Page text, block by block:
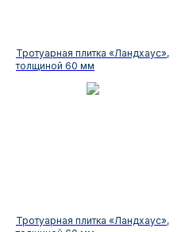
Тротуарная плитка «Ландхаус»,
толщиной 60 мм
Тротуарная плитка «Ландхаус»,